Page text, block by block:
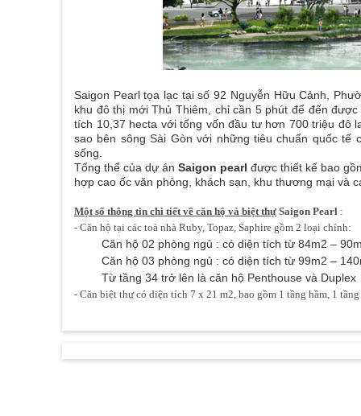
Saigon Pearl tọa lạc tại số 92 Nguyễn Hữu Cảnh,
khu đô thị mới Thủ Thiêm, chỉ cần 5 phút để đến
tích 10,37 hecta với tổng vốn đầu tư hơn 700 triệu đô
sao bên sông Sài Gòn với những tiêu chuẩn quốc tế
sống.
Tổng thể của dự án Saigon pearl được thiết kế bao
hợp cao ốc văn phòng, khách sạn, khu thương mại và
Một số thông tin chi tiết về căn hộ và biệt thự Saigon Pearl :
- Căn hộ tại các toà nhà Ruby, Topaz, Saphire gồm 2 loại chính:
Căn hộ 02 phòng ngủ : có diện tích từ 84m2 –
Căn hộ 03 phòng ngủ : có diện tích từ 99m2 –
Từ tầng 34 trở lên là căn hộ Penthouse và Duplex
- Căn biệt thự có diện tích 7 x 21 m2, bao gồm 1 tầng hầm, 1 tầng